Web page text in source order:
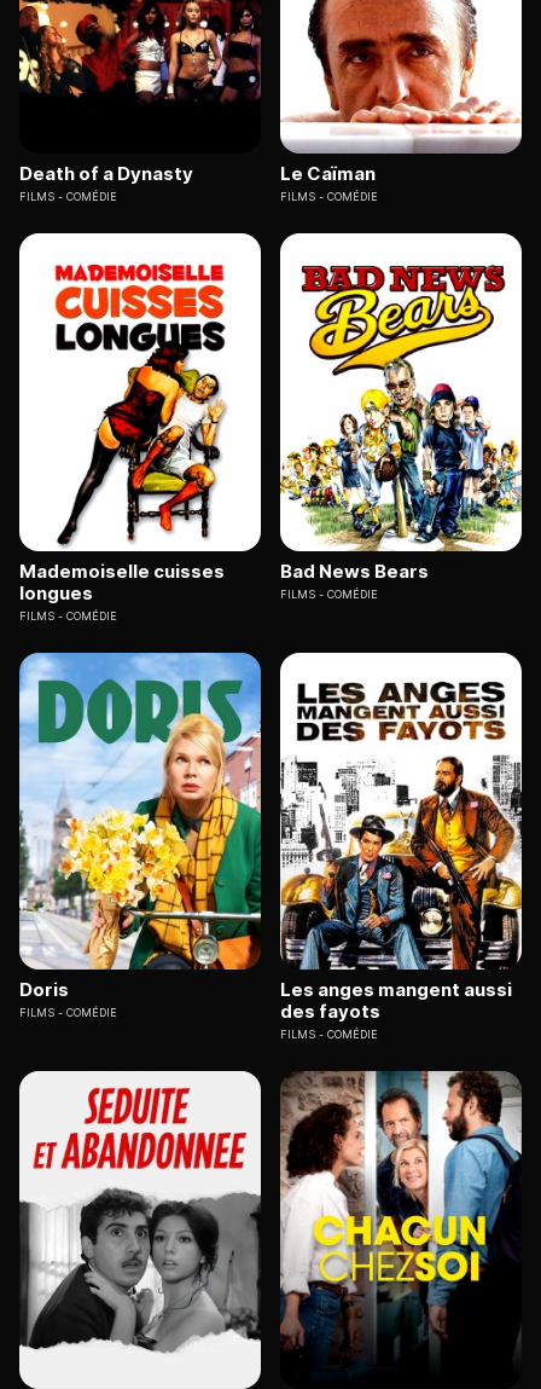
Death of a Dynasty
FILMS COMÉDIE
Le Caïman
FILMS COMÉDIE
Mademoiselle cuisses
longues
FILMS COMÉDIE
Bad News Bears
FILMS COMÉDIE
Doris
FILMS COMÉDIE
Les anges mangent aussi
des fayots
FILMS COMÉDIE